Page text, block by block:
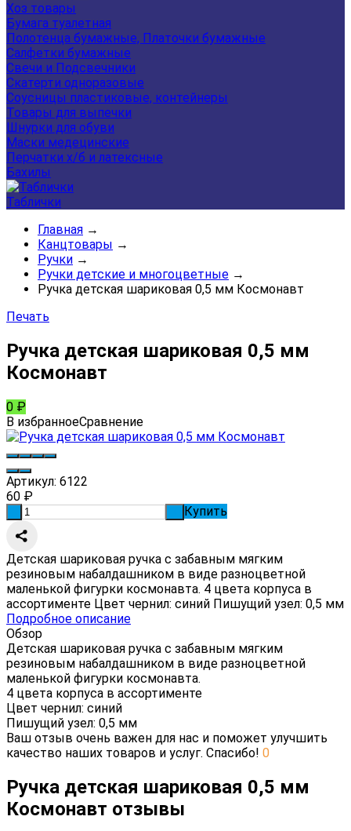
Хоз товары
Бумага туалетная
Полотенца бумажные, Платочки бумажные
Салфетки бумажные
Свечи и Подсвечники
Скатерти одноразовые
Соусницы пластиковые, контейнеры
Товары для выпечки
Шнурки для обуви
Маски медецинские
Перчатки х/б и латексные
Бахилы
Таблички
Главная →
Канцтовары →
Ручки →
Ручки детские и многоцветные →
Ручка детская шариковая 0,5 мм Космонавт
Печать
Ручка детская шариковая 0,5 мм
Космонавт
0 ₽
В избранноеСравнение
Артикул: 6122
60 ₽
Купить
Детская шариковая ручка с забавным мягким
резиновым набалдашником в виде разноцветной
маленькой фигурки космонавта. 4 цвета корпуса в
ассортименте Цвет чернил: синий Пишущий узел: 0,5 мм
Подробное описание
Обзор
Детская шариковая ручка с забавным мягким
резиновым набалдашником в виде разноцветной
маленькой фигурки космонавта.
4 цвета корпуса в ассортименте
Цвет чернил: синий
Пишущий узел: 0,5 мм
Ваш отзыв очень важен для нас и поможет улучшить
качество наших товаров и услуг. Спасибо! 0
Ручка детская шариковая 0,5 мм
Космонавт отзывы